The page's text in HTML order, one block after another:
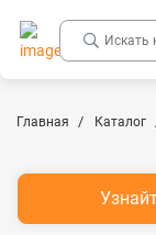
Главная Каталог